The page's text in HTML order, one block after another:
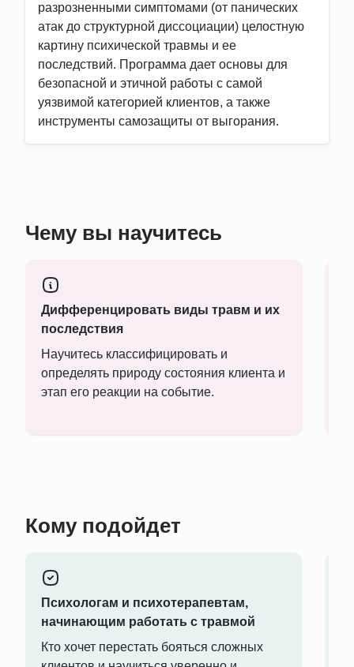
разрозненными симптомами (от панических
атак до структурной диссоциации) целостную
картину психической травмы и ее
последствий. Программа дает основы для
безопасной и этичной работы с самой
уязвимой категорией клиентов, а также
инструменты самозащиты от выгорания.
Чему вы научитесь
Дифференцировать виды травм и их
последствия
Научитесь классифицировать и
определять природу состояния клиента и
этап его реакции на событие.
Кому подойдет
Психологам и психотерапевтам,
начинающим работать с травмой
Кто хочет перестать бояться сложных